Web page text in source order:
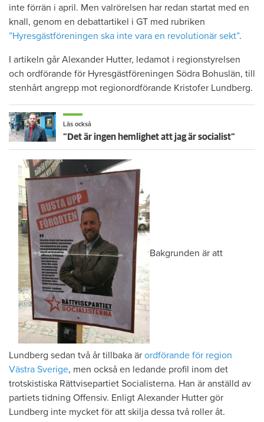
inte förrän i april. Men valrörelsen har redan startat med en
knall, genom en debattartikel i GT med rubriken
”Hyresgästföreningen ska inte vara en revolutionär sekt”.
I artikeln går Alexander Hutter, ledamot i regionstyrelsen
och ordförande för Hyresgästföreningen Södra Bohuslän, till
stenhårt angrepp mot regionordförande Kristofer Lundberg.
Läs också
”Det är ingen hemlighet att jag är socialist”
Bakgrunden är att
Lundberg sedan två år tillbaka är ordförande för region
Västra Sverige, men också en ledande profil inom det
trotskistiska Rättvisepartiet Socialisterna. Han är anställd av
partiets tidning Offensiv. Enligt Alexander Hutter gör
Lundberg inte mycket för att skilja dessa två roller åt.